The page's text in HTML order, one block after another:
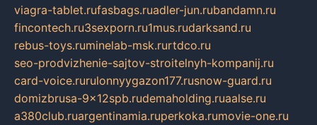
viagra-tablet.rufasbags.ruadler-jun.rubandamn.ru
fincontech.ru3sexporn.ru1mus.rudarksand.ru
rebus-toys.ruminelab-msk.rurtdco.ru
seo-prodvizhenie-sajtov-stroitelnyh-kompanij.ru
card-voice.rurulonnyygazon177.rusnow-guard.ru
domizbrusa-9x12spb.rudemaholding.ruaalse.ru
a380club.ruargentinamia.ruperkoka.rumovie-one.ru